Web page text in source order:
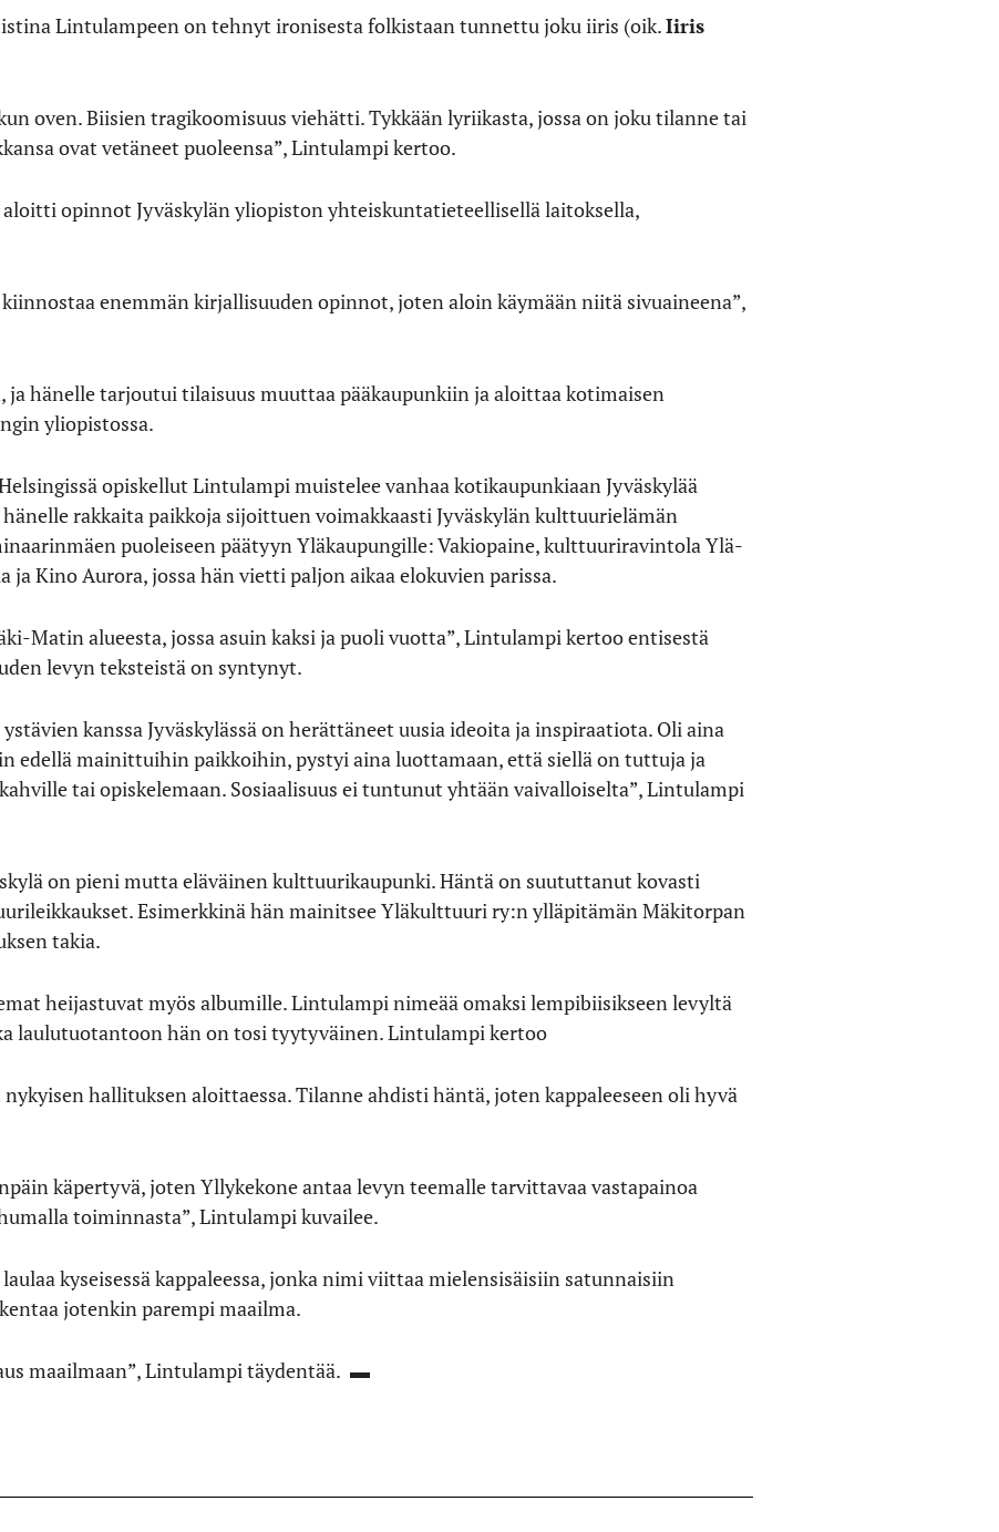
Lintulampeen on tehnyt ironisesta folkistaan tunnettu joku iiris (oik.Iiris
oven. Biisien tragikoomisuus viehätti. Tykkään lyriikasta, jossa on joku tilanne tai
ovat vetäneet puoleensa”, Lintulampi kertoo.
opinnot Jyväskylän yliopiston yhteiskuntatieteellisellä laitoksella,
enemmän kirjallisuuden opinnot, joten aloin käymään niitä sivuaineena”,
ja hänelle tarjoutui tilaisuus muuttaa pääkaupunkiin ja aloittaa kotimaisen
yliopistossa.
opiskellut Lintulampi muistelee vanhaa kotikaupunkiaan Jyväskylää
rakkaita paikkoja sijoittuen voimakkaasti Jyväskylän kulttuurielämän
puoleiseen päätyyn Yläkaupungille: Vakiopaine, kulttuuriravintola Ylä-
ja Kino Aurora, jossa hän vietti paljon aikaa elokuvien parissa.
Matin alueesta, jossa asuin kaksi ja puoli vuotta”, Lintulampi kertoo entisestä
levyn teksteistä on syntynyt.
kanssa Jyväskylässä on herättäneet uusia ideoita ja inspiraatiota. Oli aina
edellä mainittuihin paikkoihin, pystyi aina luottamaan, että siellä on tuttuja ja
tai opiskelemaan. Sosiaalisuus ei tuntunut yhtään vaivalloiselta”, Lintulampi
on pieni mutta eläväinen kulttuurikaupunki. Häntä on suututtanut kovasti
Esimerkkinä hän mainitsee Yläkulttuuri ry:n ylläpitämän Mäkitorpan
takia.
heijastuvat myös albumille. Lintulampi nimeää omaksi lempibiisikseen levyltä
laulutuotantoon hän on tosi tyytyväinen. Lintulampi kertoo
hallituksen aloittaessa. Tilanne ahdisti häntä, joten kappaleeseen oli hyvä
käpertyvä, joten Yllykekone antaa levyn teemalle tarvittavaa vastapainoa
toiminnasta”, Lintulampi kuvailee.
laulaa kyseisessä kappaleessa, jonka nimi viittaa mielensisäisiin satunnaisiin
jotenkin parempi maailma.
maailmaan”, Lintulampi täydentää. ▬